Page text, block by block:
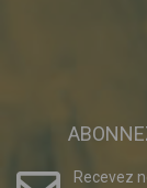
Recevez